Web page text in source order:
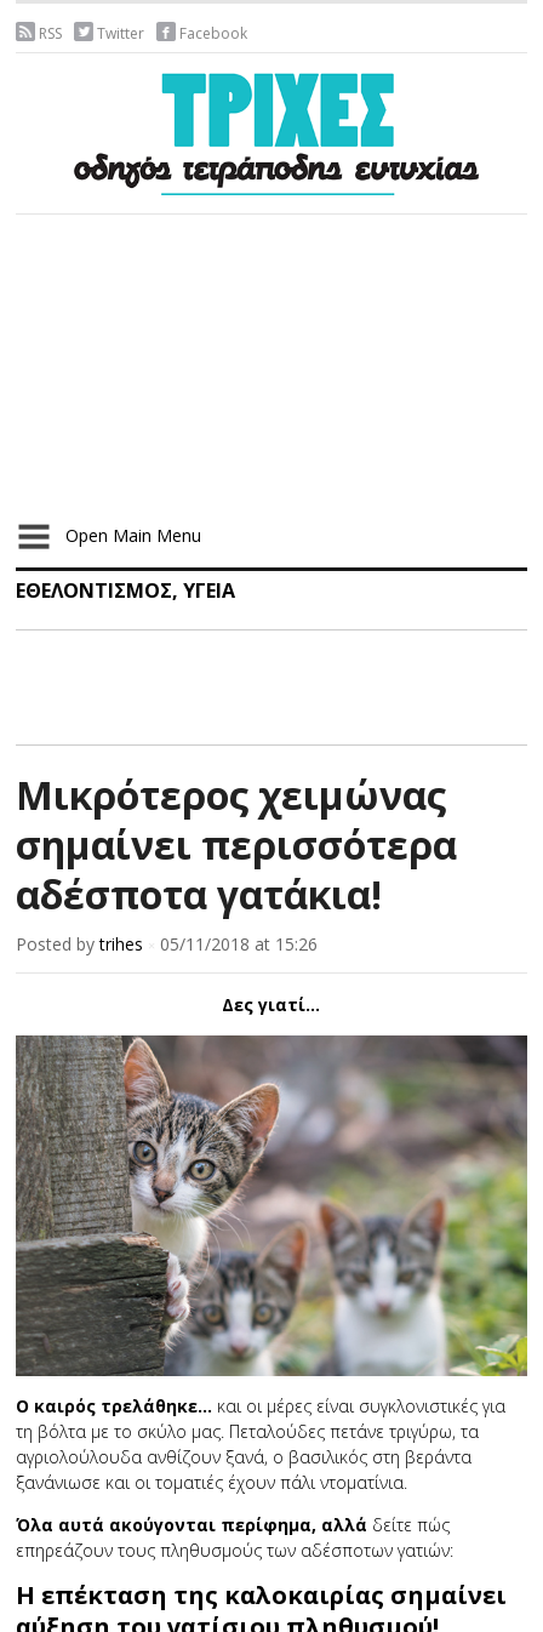
RSS Twitter Facebook
Open Main Menu
ΕΘΕΛΟΝΤΙΣΜΟΣ,ΥΓΕΙΑ
Μικρότερος χειμώνας
σημαίνει περισσότερα
αδέσποτα γατάκια!
Posted bytrihes 05/11/2018 at 15:26
Δες γιατί...
Ο καιρός τρελάθηκε… και οι μέρες είναι συγκλονιστικές για
τη βόλτα με το σκύλο μας. Πεταλούδες πετάνε τριγύρω, τα
αγριολούλουδα ανθίζουν ξανά, ο βασιλικός στη βεράντα
ξανάνιωσε και οι τοματιές έχουν πάλι ντοματίνια.
Όλα αυτά ακούγονται περίφημα, αλλά δείτε πώς
επηρεάζουν τους πληθυσμούς των αδέσποτων γατιών:
Η επέκταση της καλοκαιρίας σημαίνει